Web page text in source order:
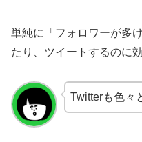
単純に「フォロワーが多
たり、ツイートするのに
Twitterも色々